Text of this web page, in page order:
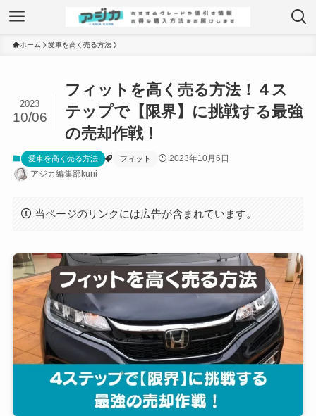
ホーム 愛車を高く売る方法
フィットを高く売る方法！４ス
テップで【限界】に挑戦する最強
の売却作戦！
2023
10/06
愛車を高く売る方法 フィット
2023年10月6日
アジカ編集部kuni
当ページのリンクには広告が含まれています。